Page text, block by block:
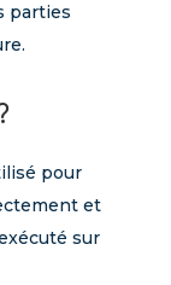
parties
pour
et
sur